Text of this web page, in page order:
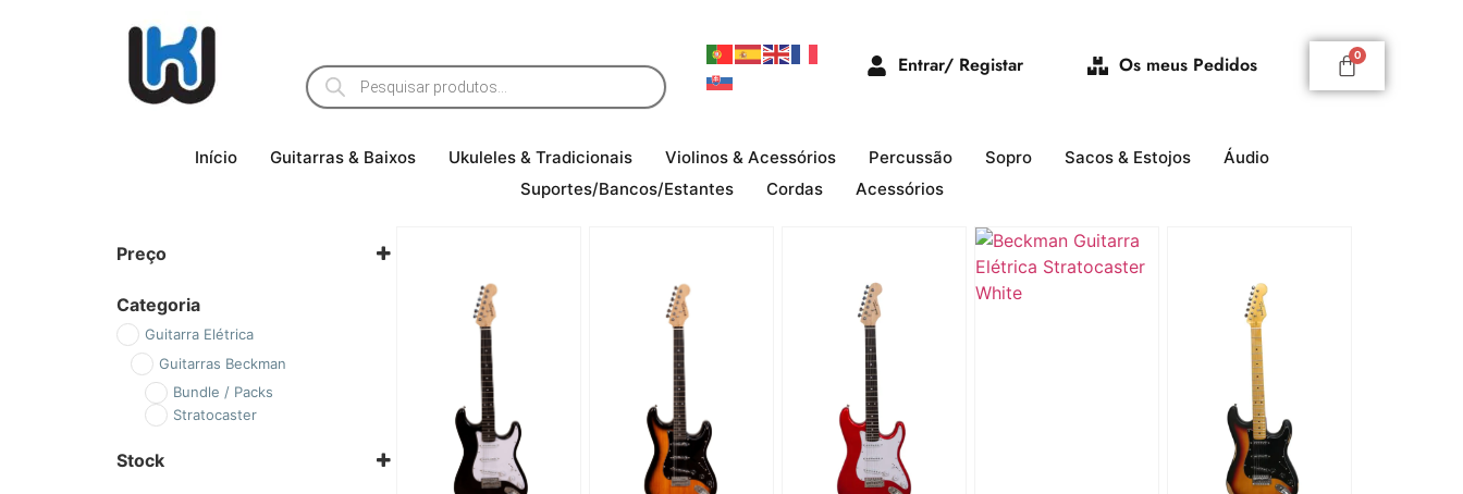
Entrar/ Registar Os meus Pedidos
Início Guitarras & Baixos Ukuleles & Tradicionais Violinos & Acessórios Percussão Sopro Sacos & Estojos
Áudio
Suportes/Bancos/Estantes
Cordas Acessórios
Preço
Categoria
Guitarra Elétrica
Guitarras Beckman
Bundle / Packs
Stratocaster
Stock